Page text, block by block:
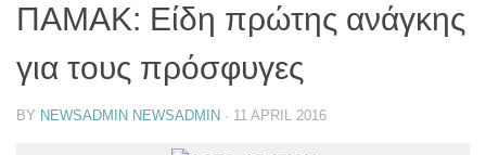
ΠΑΜΑΚ: Είδη πρώτης ανάγκης
για τους πρόσφυγες
BY NEWSADMIN NEWSADMIN · 11 APRIL 2016